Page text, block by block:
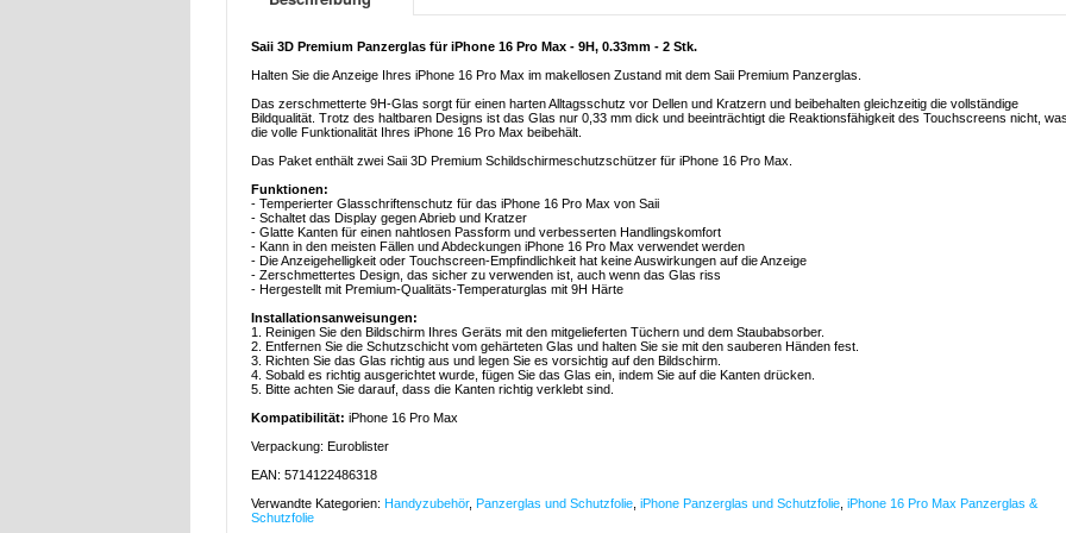
Saii 3D Premium Panzerglas für iPhone 16 Pro Max - 9H, 0.33mm - 2 Stk.
Halten Sie die Anzeige Ihres iPhone 16 Pro Max im makellosen Zustand mit dem Saii Premium Panzerglas.
Das zerschmetterte 9H-Glas sorgt für einen harten Alltagsschutz vor Dellen und Kratzern und beibehalten gleichzeitig die vollständige
Bildqualität. Trotz des haltbaren Designs ist das Glas nur 0,33 mm dick und beeinträchtigt die Reaktionsfähigkeit des Touchscreens nicht, was
die volle Funktionalität Ihres iPhone 16 Pro Max beibehält.
Das Paket enthält zwei Saii 3D Premium Schildschirmeschutzschützer für iPhone 16 Pro Max.
Funktionen:
- Temperierter Glasschriftenschutz für das iPhone 16 Pro Max von Saii
- Schaltet das Display gegen Abrieb und Kratzer
- Glatte Kanten für einen nahtlosen Passform und verbesserten Handlingskomfort
- Kann in den meisten Fällen und Abdeckungen iPhone 16 Pro Max verwendet werden
- Die Anzeigehelligkeit oder Touchscreen-Empfindlichkeit hat keine Auswirkungen auf die Anzeige
- Zerschmettertes Design, das sicher zu verwenden ist, auch wenn das Glas riss
- Hergestellt mit Premium-Qualitäts-Temperaturglas mit 9H Härte
Installationsanweisungen:
1. Reinigen Sie den Bildschirm Ihres Geräts mit den mitgelieferten Tüchern und dem Staubabsorber.
2. Entfernen Sie die Schutzschicht vom gehärteten Glas und halten Sie sie mit den sauberen Händen fest.
3. Richten Sie das Glas richtig aus und legen Sie es vorsichtig auf den Bildschirm.
4. Sobald es richtig ausgerichtet wurde, fügen Sie das Glas ein, indem Sie auf die Kanten drücken.
5. Bitte achten Sie darauf, dass die Kanten richtig verklebt sind.
Kompatibilität: iPhone 16 Pro Max
Verpackung: Euroblister
EAN: 5714122486318
Verwandte Kategorien: Handyzubehör, Panzerglas und Schutzfolie iPhone Panzerglas und Schutzfolie iPhone 16 Pro Max Panzerglas &
Schutzfolie